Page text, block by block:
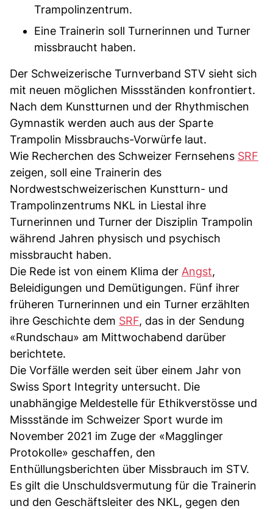
Trampolinzentrum.
Eine Trainerin soll Turnerinnen und Turner
missbraucht haben.
Der Schweizerische Turnverband STV sieht sich
mit neuen möglichen Missständen konfrontiert.
Nach dem Kunstturnen und der Rhythmischen
Gymnastik werden auch aus der Sparte
Trampolin Missbrauchs-Vorwürfe laut.
Wie Recherchen des Schweizer Fernsehens SRF
zeigen, soll eine Trainerin des
Nordwestschweizerischen Kunstturn- und
Trampolinzentrums NKL in Liestal ihre
Turnerinnen und Turner der Disziplin Trampolin
während Jahren physisch und psychisch
missbraucht haben.
Die Rede ist von einem Klima der Angst,
Beleidigungen und Demütigungen. Fünf ihrer
früheren Turnerinnen und ein Turner erzählten
ihre Geschichte dem SRF, das in der Sendung
«Rundschau» am Mittwochabend darüber
berichtete.
Die Vorfälle werden seit über einem Jahr von
Swiss Sport Integrity untersucht. Die
unabhängige Meldestelle für Ethikverstösse und
Missstände im Schweizer Sport wurde im
November 2021 im Zuge der «Magglinger
Protokolle» geschaffen, den
Enthüllungsberichten über Missbrauch im STV.
Es gilt die Unschuldsvermutung für die Trainerin
und den Geschäftsleiter des NKL, gegen den